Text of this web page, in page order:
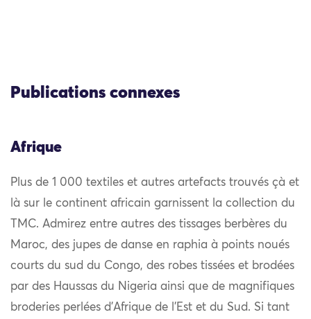
Publications connexes
Afrique
Plus de 1 000 textiles et autres artefacts trouvés çà et
là sur le continent africain garnissent la collection du
TMC. Admirez entre autres des tissages berbères du
Maroc, des jupes de danse en raphia à points noués
courts du sud du Congo, des robes tissées et brodées
par des Haussas du Nigeria ainsi que de magnifiques
broderies perlées d’Afrique de l’Est et du Sud. Si tant